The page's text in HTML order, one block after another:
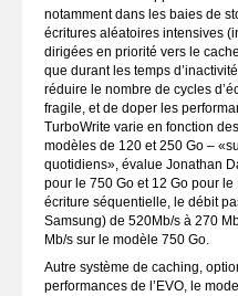
notamment dans les baies de
écritures aléatoires intensives
dirigées en priorité vers le
que durant les temps
réduire le nombre de cycles
fragile, et de doper les
TurboWrite varie en fonction
modèles de 120 et 250 Go –
quotidiens», évalue Jonathan
pour le 750 Go et 12 Go pour
écriture séquentielle, le débit
Samsung) de 520Mb/s à 270
Mb/s sur le modèle 750 Go.
Autre système de caching,
performances de l’EVO, le